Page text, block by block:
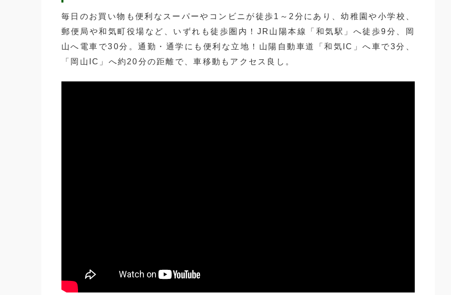
毎日のお買い物も便利なスーパーやコンビニが徒歩1～2分にあり、幼稚園や小学校、
郵便局や和気町役場など、いずれも徒歩圏内！JR山陽本線「和気駅」へ徒歩9分、岡
山へ電車で30分。通勤・通学にも便利な立地！山陽自動車道「和気IC」へ車で3分、
「岡山IC」へ約20分の距離で、車移動もアクセス良し。